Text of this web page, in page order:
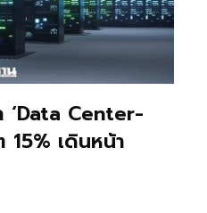
‘Data Center-